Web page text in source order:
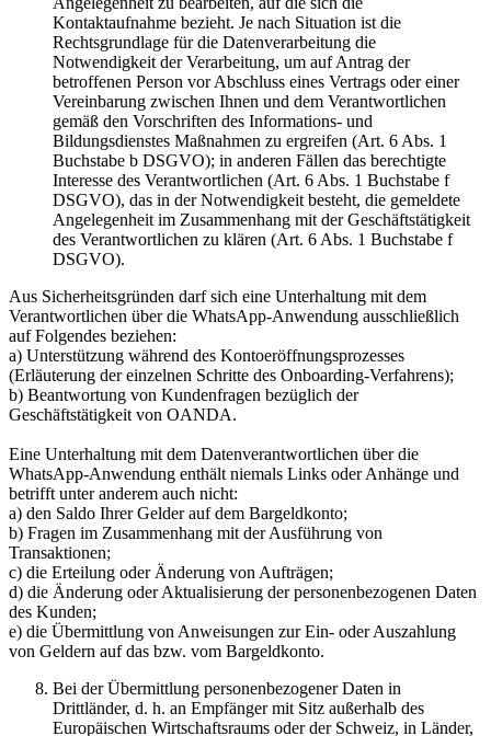
Kontaktaufnahme bezieht. Je nach Situation ist die
Rechtsgrundlage für die Datenverarbeitung die
Notwendigkeit der Verarbeitung, um auf Antrag der
betroffenen Person vor Abschluss eines Vertrags oder einer
Vereinbarung zwischen Ihnen und dem Verantwortlichen
gemäß den Vorschriften des Informations- und
Bildungsdienstes Maßnahmen zu ergreifen (Art. 6 Abs. 1
Buchstabe b DSGVO); in anderen Fällen das berechtigte
Interesse des Verantwortlichen (Art. 6 Abs. 1 Buchstabe f
DSGVO), das in der Notwendigkeit besteht, die gemeldete
Angelegenheit im Zusammenhang mit der Geschäftstätigkeit
des Verantwortlichen zu klären (Art. 6 Abs. 1 Buchstabe f
DSGVO).
Aus Sicherheitsgründen darf sich eine Unterhaltung mit dem
Verantwortlichen über die WhatsApp-Anwendung ausschließlich
auf Folgendes beziehen:
a) Unterstützung während des Kontoeröffnungsprozesses
(Erläuterung der einzelnen Schritte des Onboarding-Verfahrens);
b) Beantwortung von Kundenfragen bezüglich der
Geschäftstätigkeit von OANDA.
Eine Unterhaltung mit dem Datenverantwortlichen über die
WhatsApp-Anwendung enthält niemals Links oder Anhänge und
betrifft unter anderem auch nicht:
a) den Saldo Ihrer Gelder auf dem Bargeldkonto;
b) Fragen im Zusammenhang mit der Ausführung von
Transaktionen;
c) die Erteilung oder Änderung von Aufträgen;
d) die Änderung oder Aktualisierung der personenbezogenen Daten
des Kunden;
e) die Übermittlung von Anweisungen zur Ein- oder Auszahlung
von Geldern auf das bzw. vom Bargeldkonto.
Bei der Übermittlung personenbezogener Daten in
Drittländer, d. h. an Empfänger mit Sitz außerhalb des
Europäischen Wirtschaftsraums oder der Schweiz, in Länder,